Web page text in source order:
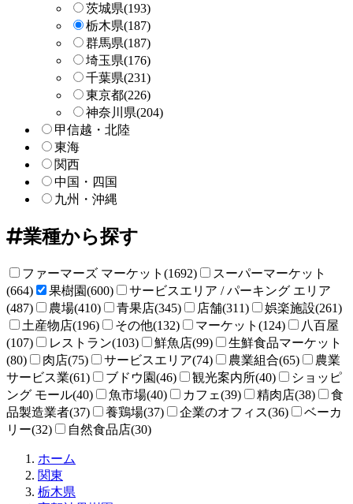
茨城県(193)
栃木県(187)
群馬県(187)
埼玉県(176)
千葉県(231)
東京都(226)
神奈川県(204)
甲信越・北陸
東海
関西
中国・四国
九州・沖縄
業種から探す
ファーマーズ マーケット(1692)
スーパーマーケット
(664)
果樹園(600)
サービスエリア / パーキング エリア
(487)
農場(410) 青果店(345) 店舗(311)
娯楽施設(261)
土産物店(196)
その他(132) マーケット(124)
八百屋
(107)
レストラン(103) 鮮魚店(99)
生鮮食品マーケット
(80)
肉店(75) サービスエリア(74) 農業組合(65)
農業
サービス業(61)
ブドウ園(46) 観光案内所(40)
ショッピ
ング モール(40)
魚市場(40) カフェ(39) 精肉店(38)
食
品製造業者(37)
養鶏場(37) 企業のオフィス(36)
ベーカ
リー(32)
自然食品店(30)
ホーム
関東
栃木県